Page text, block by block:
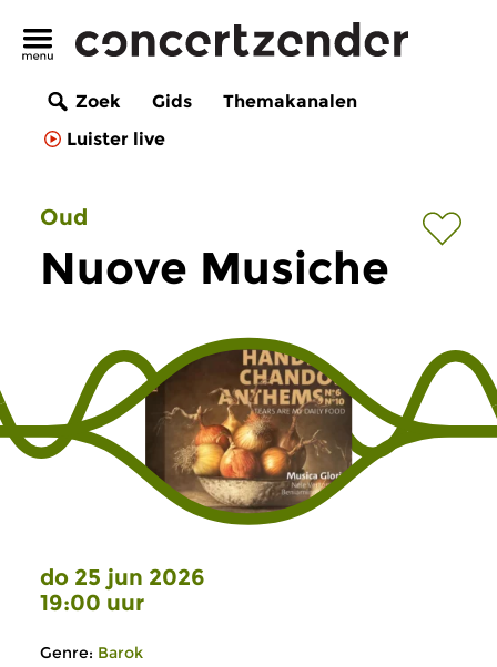
Zoek Gids
Themakanalen
Luister live
Oud
Nuove Musiche
do 25 jun 2026
19:00 uur
Genre: Barok